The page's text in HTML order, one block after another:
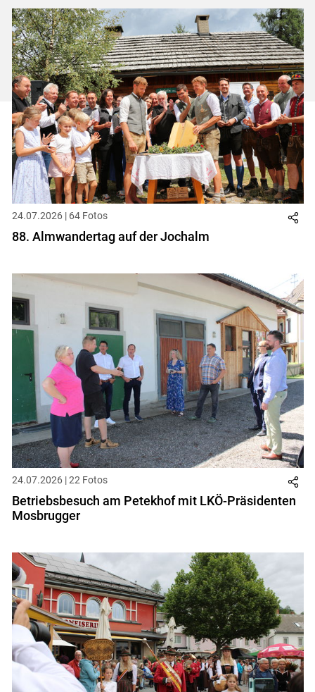
ersten
Set
zum
vorigen
Set
zum
nächsten
Set
Set
24.07.2026 | 64 Fotos
88. Almwandertag auf der Jochalm
24.07.2026 | 22 Fotos
Betriebsbesuch am Petekhof mit LKÖ-Präsidenten
Mosbrugger